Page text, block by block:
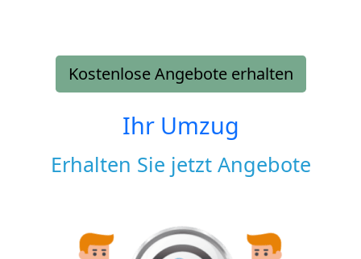
Kostenlose Angebote erhalten
Ihr Umzug
Erhalten Sie jetzt Angebote